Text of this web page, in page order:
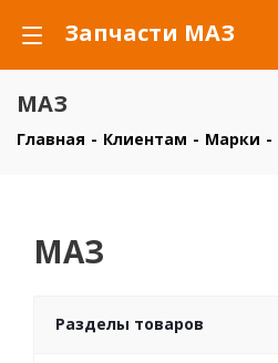
Запчасти МАЗ
МАЗ
Главная - Клиентам - Марки -
МАЗ
Разделы товаров